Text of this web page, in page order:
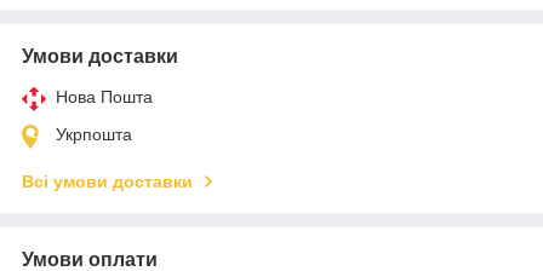
Умови доставки
Нова Пошта
Укрпошта
Всі умови доставки
Умови оплати